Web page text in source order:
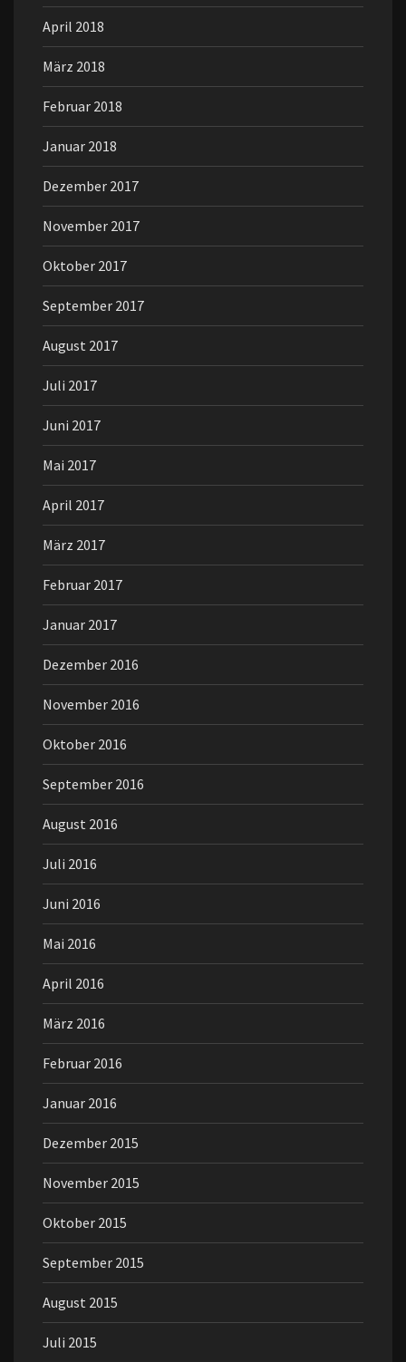
April 2018
März 2018
Februar 2018
Januar 2018
Dezember 2017
November 2017
Oktober 2017
September 2017
August 2017
Juli 2017
Juni 2017
Mai 2017
April 2017
März 2017
Februar 2017
Januar 2017
Dezember 2016
November 2016
Oktober 2016
September 2016
August 2016
Juli 2016
Juni 2016
Mai 2016
April 2016
März 2016
Februar 2016
Januar 2016
Dezember 2015
November 2015
Oktober 2015
September 2015
August 2015
Juli 2015